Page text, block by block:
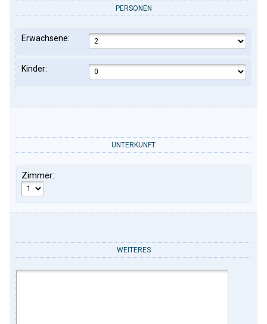
PERSONEN
Erwachsene:
Kinder:
UNTERKUNFT
Zimmer:
WEITERES